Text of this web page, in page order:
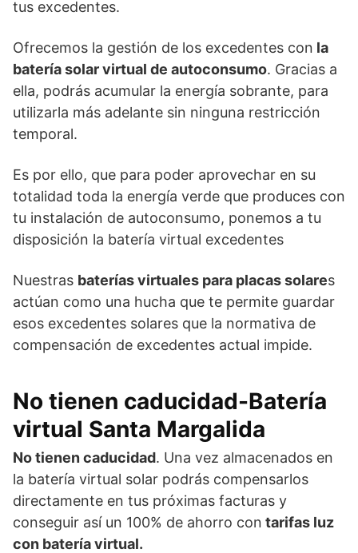
tus excedentes.
Ofrecemos la gestión de los excedentes con la
batería solar virtual de autoconsumo. Gracias a
ella, podrás acumular la energía sobrante, para
utilizarla más adelante sin ninguna restricción
temporal.
Es por ello, que para poder aprovechar en su
totalidad toda la energía verde que produces con
tu instalación de autoconsumo, ponemos a tu
disposición la batería virtual excedentes
Nuestras baterías virtuales para placas solares
actúan como una hucha que te permite guardar
esos excedentes solares que la normativa de
compensación de excedentes actual impide.
No tienen caducidad-Batería
virtual Santa Margalida
No tienen caducidad. Una vez almacenados en
la batería virtual solar podrás compensarlos
directamente en tus próximas facturas y
conseguir así un 100% de ahorro con tarifas luz
con batería virtual.